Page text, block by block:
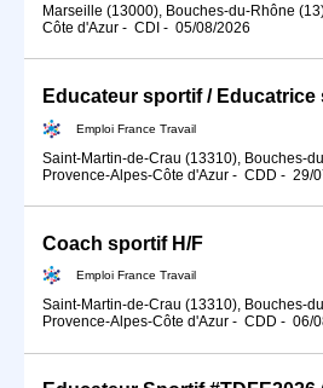
Marseille (13000), Bouches-du-Rhône
Côte d'Azur - CDI - 05/08/2026
Emploi France Travail
Saint-Martin-de-Crau (13310), Bouches-
Provence-Alpes-Côte d'Azur - CDD - 29/
Coach sportif H/F
Emploi France Travail
Saint-Martin-de-Crau (13310), Bouches-
Provence-Alpes-Côte d'Azur - CDD - 06/